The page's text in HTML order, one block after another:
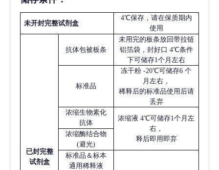
未开封完整试剂盒
4℃保存，请在保质期内
使用
已封完整
试剂盒
抗体包被板条
未用完的板条放回带拉链
铝箔袋，封好口 4℃条件
下可储存1个月左右
标准品
冻干粉 -20℃可储存6 个
月左右，
稀释后的标准品使用后请
丢弃
浓缩生物素化
抗体
浓缩液 4℃可储存1个月左
右，
释后即用即弃
浓缩酶结合物
(避光)
标准品＆标本
通用稀释液